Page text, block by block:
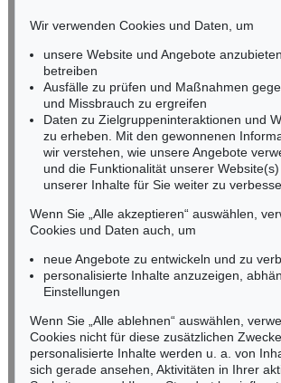
RHEINLAND-PFALZ
Miriam Heß
Tel.: +49 (0)62 21 58 80-038
Fax: +49 (0)62 21 58 80-595
infoheidelberg@kettererkunst.de
NORDDEUTSCHLAND
Nico Kassel, M.A.
Tel.: +49 (0)89 55244-164
Mobil: +49 (0)171 8618661
n.kassel@kettererkunst.de
Keine Auktion mehr
Wir informieren Sie
Wir verwenden Cookies und Daten, um
unsere Website und Angebote
betreiben
Ausfälle zu prüfen und Maßnahmen
und Missbrauch zu ergreifen
Daten zu Zielgruppeninteraktionen und
zu erheben. Mit den gewonnenen
wir verstehen, wie unsere Angebote
und die Funktionalität unserer
unserer Inhalte für Sie weiter zu
Wenn Sie „Alle akzeptieren“ auswählen,
Cookies und Daten auch, um
neue Angebote zu entwickeln und zu
personalisierte Inhalte anzuzeigen,
Einstellungen
Wenn Sie „Alle ablehnen“ auswählen,
Cookies nicht für diese zusätzlichen
personalisierte Inhalte werden u. a. von
sich gerade ansehen, Aktivitäten in Ihrer